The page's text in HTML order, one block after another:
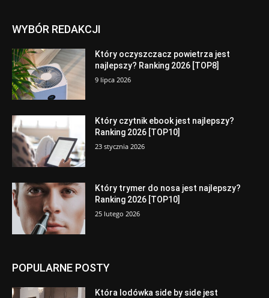
WYBÓR REDAKCJI
Który oczyszczacz powietrza jest
najlepszy? Ranking 2026 [TOP8]
9 lipca 2026
Który czytnik ebook jest najlepszy?
Ranking 2026 [TOP10]
23 stycznia 2026
Który trymer do nosa jest najlepszy?
Ranking 2026 [TOP10]
25 lutego 2026
POPULARNE POSTY
Która lodówka side by side jest